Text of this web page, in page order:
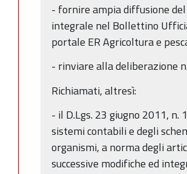
- fornire ampia diffusione
integrale nel Bollettino
portale ER Agricoltura e
- rinviare alla deliberazione
Richiamati, altresì:
- il D.Lgs. 23 giugno 2011,
sistemi contabili e degli
organismi, a norma degli
successive modifiche ed